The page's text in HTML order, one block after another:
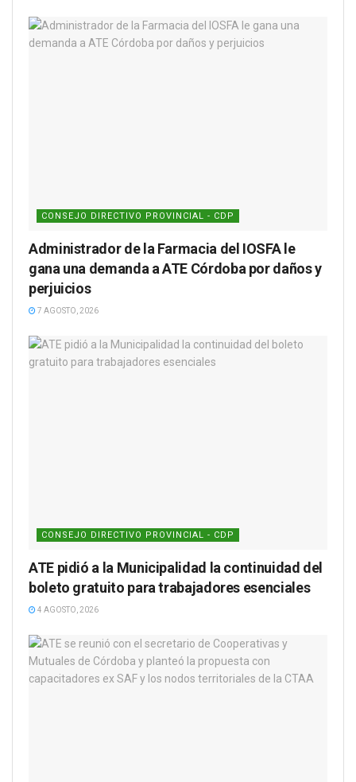
CONSEJO DIRECTIVO PROVINCIAL - CDP
Administrador de la Farmacia del IOSFA le
gana una demanda a ATE Córdoba por daños y
perjuicios
7 AGOSTO, 2026
CONSEJO DIRECTIVO PROVINCIAL - CDP
ATE pidió a la Municipalidad la continuidad del
boleto gratuito para trabajadores esenciales
4 AGOSTO, 2026